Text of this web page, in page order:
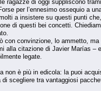
ragazze di oggi suppliscono
per l’ennesimo ossequio a
a insistere su questi punti
di questi bei concetti.
con convinzione, lo ammetto,
alla citazione di Javier Marías –
legate.
non è più in edicola: la puoi
di scegliere tra vantaggiosi